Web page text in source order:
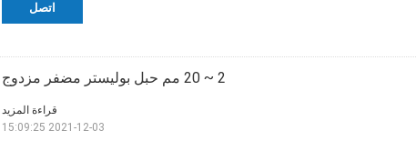
اتصل
2 ~ 20 مم حبل بوليستر مضفر مزدوج
قراءة المزيد
2021-12-03 15:09:25